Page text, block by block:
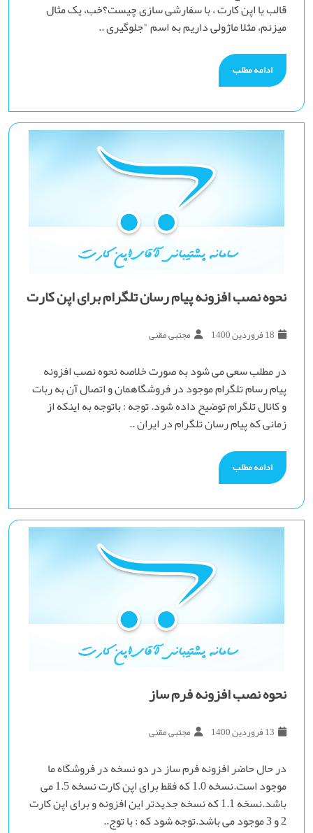
قالب یا اپن کارت ، با سفارشی سازی چیست؟خب، یک مثال
میزنم، مثلا ماژولی داریم به اسم "جلوگیری ..
ادامه مطلب
نحوه نصب افزونه پیام رسان تلگرام برای اپن کارت
18 فروردین 1400 مجتبی مقنی
در مطلب سعی می شود به صورت خلاصه نحوه نصب افزونه
پیام رسام تلگرام موجود در فروشگاهمان و اتصال آن به ربات
و کانال تلگرام توضیح داده شود. توجه : باتوجه به اینکه از
زمانی که پیام رسان تلگرام در ایران ..
ادامه مطلب
نحوه نصب افزونه فرم ساز
13 فروردین 1400 مجتبی مقنی
در حال حاضر افزونه فرم ساز در دو نسخه در فروشگاه ما
موجود است.نسخه 1.0 که فقط برای اپن کارت نسخه 1.5 می
باشد.نسخه 1.1 که نسخه جدیدتر این افزونه و برای اپن کارت
2 و 3 موجود می باشد.توجه شود که : با توج..